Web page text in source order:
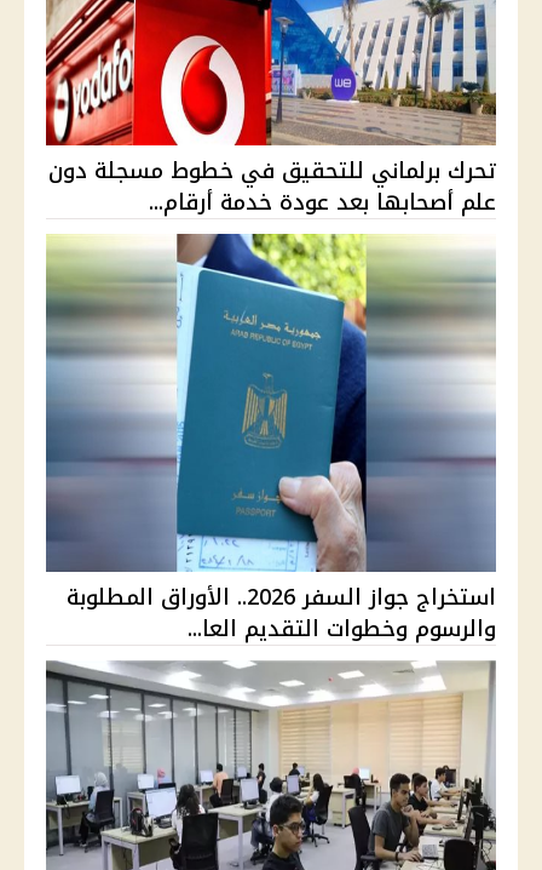
تحرك برلماني للتحقيق في خطوط مسجلة دون
علم أصحابها بعد عودة خدمة أرقام...
استخراج جواز السفر 2026.. الأوراق المطلوبة
والرسوم وخطوات التقديم العا...